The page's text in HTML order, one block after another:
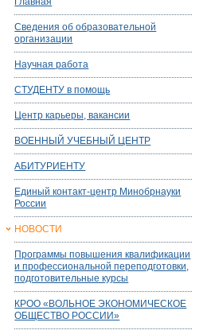
Сведения об образовательной
организации
Научная работа
СТУДЕНТУ в помощь
Центр карьеры, вакансии
ВОЕННЫЙ УЧЕБНЫЙ ЦЕНТР
АБИТУРИЕНТУ
Единый контакт-центр Минобрнауки
России
НОВОСТИ
Программы повышения квалификации
и профессиональной переподготовки,
подготовительные курсы
КРОО «ВОЛЬНОЕ ЭКОНОМИЧЕСКОЕ
ОБЩЕСТВО РОССИИ»